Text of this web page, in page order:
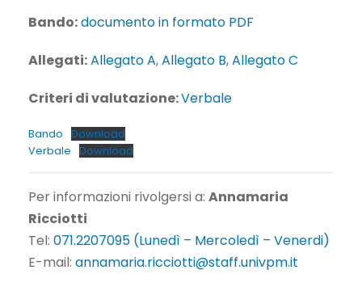
Bando:documento in formato PDF
Allegati:Allegato A,Allegato B,Allegato C
Criteri di valutazione:Verbale
Bando
Download
Verbale
Download
Per informazioni rivolgersi a: Annamaria
Ricciotti
Tel: 071.2207095 (Lunedì – Mercoledì – Venerdi)
E-mail: annamaria.ricciotti@staff.univpm.it